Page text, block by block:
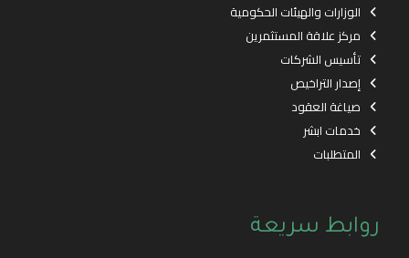
الوزارات والهيئات الحكومية
مركز علاقة المستثمرين
تأسيس الشركات
إصدار التراخيص
صياغة العقود
خدمات ابشر
المتطلبات
روابط سريعة